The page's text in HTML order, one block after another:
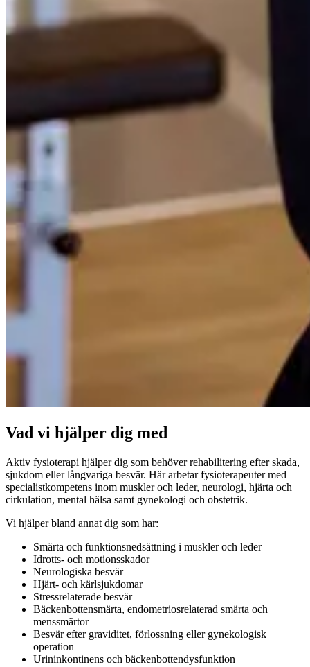
Vad vi hjälper dig med
Aktiv fysioterapi hjälper dig som behöver rehabilitering efter skada,
sjukdom eller långvariga besvär. Här arbetar fysioterapeuter med
specialistkompetens inom muskler och leder, neurologi, hjärta och
cirkulation, mental hälsa samt gynekologi och obstetrik.
Vi hjälper bland annat dig som har:
Smärta och funktionsnedsättning i muskler och leder
Idrotts- och motionsskador
Neurologiska besvär
Hjärt- och kärlsjukdomar
Stressrelaterade besvär
Bäckenbottensmärta, endometriosrelaterad smärta och
menssmärtor
Besvär efter graviditet, förlossning eller gynekologisk
operation
Urininkontinens och bäckenbottendysfunktion